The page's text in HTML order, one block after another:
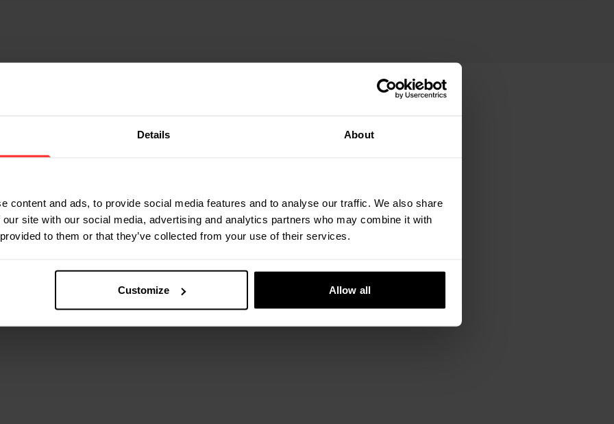
Details About
content and ads, to provide social media features and to analyse our traffic. We also share
site with our social media, advertising and analytics partners who may combine it with
to them or that they’ve collected from your use of their services.
Customize Allow all
PRESSO RAVAS
settore manifatturiero sono alla ricerca di modi
senza sacrificare la precisione.
mobile durante il processo di produzione,
tempo, ma aumentano anche la qualità e il